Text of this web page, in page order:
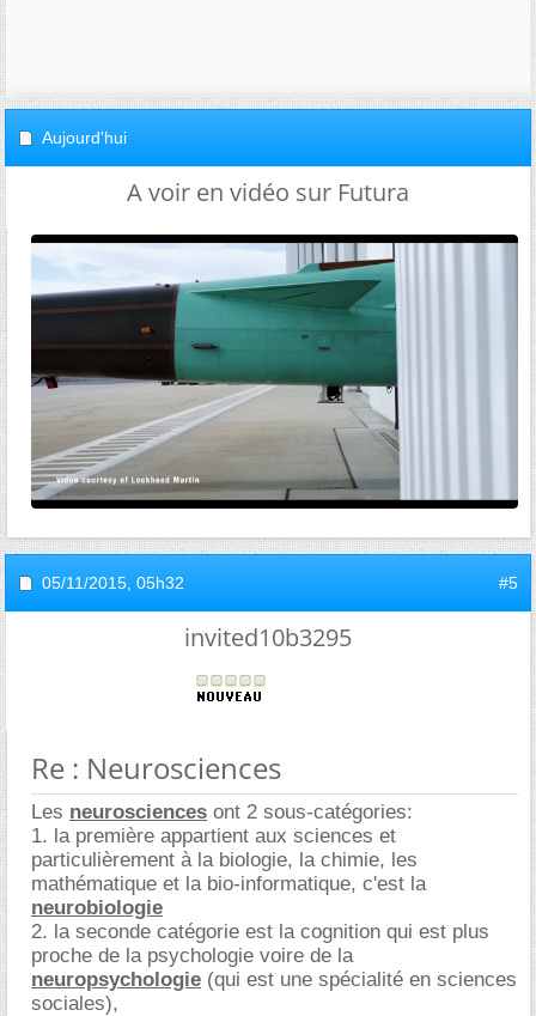
Aujourd'hui
A voir en vidéo sur Futura
05/11/2015, 05h32 #5
invited10b3295
Re : Neurosciences
Les neurosciences ont 2 sous-catégories:
1. la première appartient aux sciences et
particulièrement à la biologie, la chimie, les
mathématique et la bio-informatique, c'est la
neurobiologie
2. la seconde catégorie est la cognition qui est plus
proche de la psychologie voire de la
neuropsychologie (qui est une spécialité en sciences
sociales),